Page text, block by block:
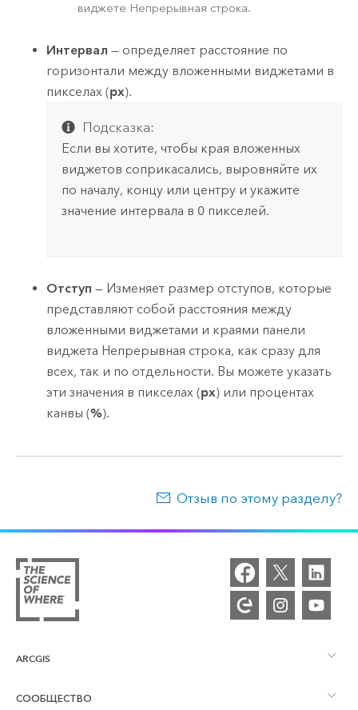
виджете Непрерывная строка.
Интервал — определяет расстояние по
горизонтали между вложенными виджетами в
пикселах (px).
Подсказка:
Если вы хотите, чтобы края вложенных
виджетов соприкасались, выровняйте их
по началу, концу или центру и укажите
значение интервала в 0 пикселей.
Отступ — Изменяет размер отступов, которые
представляют собой расстояния между
вложенными виджетами и краями панели
виджета Непрерывная строка, как сразу для
всех, так и по отдельности. Вы можете указать
эти значения в пикселах (px) или процентах
канвы (%).
Отзыв по этому разделу?
ARCGIS
Обзор ArcGIS
СООБЩЕСТВО